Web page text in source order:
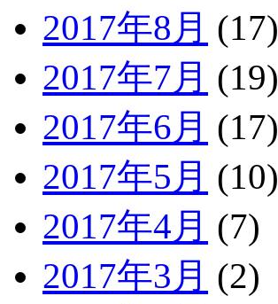
2017年8月 (17)
2017年7月 (19)
2017年6月 (17)
2017年5月 (10)
2017年4月 (7)
2017年3月 (2)